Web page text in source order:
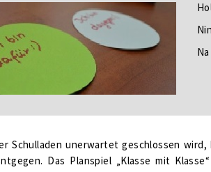
Schulladen unerwartet geschlossen
Das Planspiel „Klasse mit